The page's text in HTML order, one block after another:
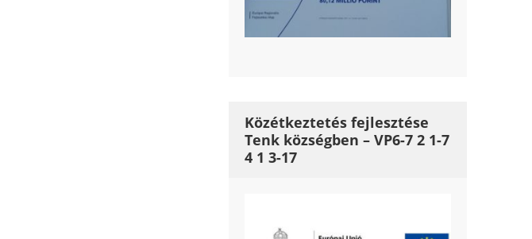
Közétkeztetés fejlesztése
Tenk községben – VP6-7 2 1-7
4 1 3-17